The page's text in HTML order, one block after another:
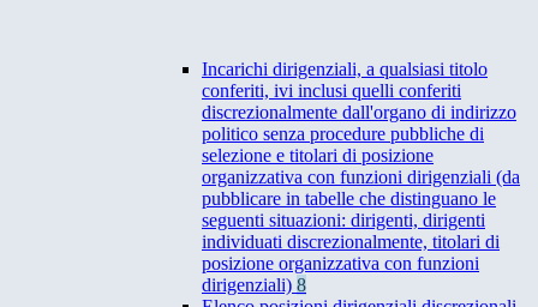
Incarichi dirigenziali, a qualsiasi titolo
conferiti, ivi inclusi quelli conferiti
discrezionalmente dall'organo di indirizzo
politico senza procedure pubbliche di
selezione e titolari di posizione
organizzativa con funzioni dirigenziali (da
pubblicare in tabelle che distinguano le
seguenti situazioni: dirigenti, dirigenti
individuati discrezionalmente, titolari di
posizione organizzativa con funzioni
dirigenziali) 8